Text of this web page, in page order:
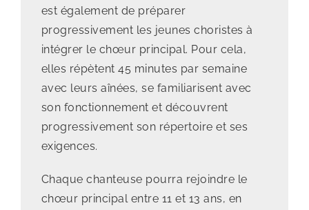
est également de préparer
progressivement les jeunes choristes à
intégrer le chœur principal. Pour cela,
elles répètent 45 minutes par semaine
avec leurs aînées, se familiarisent avec
son fonctionnement et découvrent
progressivement son répertoire et ses
exigences.
Chaque chanteuse pourra rejoindre le
chœur principal entre 11 et 13 ans, en